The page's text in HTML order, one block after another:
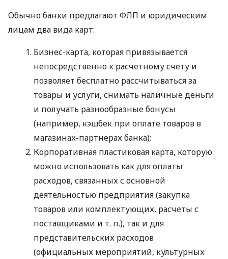
Обычно банки предлагают ФЛП и юридическим
лицам два вида карт:
Бизнес-карта, которая привязывается
непосредственно к расчетному счету и
позволяет бесплатно рассчитываться за
товары и услуги, снимать наличные деньги
и получать разнообразные бонусы
(например, кэшбек при оплате товаров в
магазинах-партнерах банка);
Корпоративная пластиковая карта, которую
можно использовать как для оплаты
расходов, связанных с основной
деятельностью предприятия (закупка
товаров или комплектующих, расчеты с
поставщиками и т. п.), так и для
представительских расходов
(официальных мероприятий, культурных